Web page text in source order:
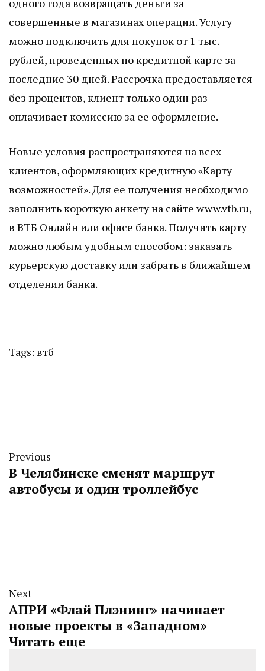
совершенные в магазинах операции. Услугу
можно подключить для покупок от 1 тыс.
рублей, проведенных по кредитной карте за
последние 30 дней. Рассрочка предоставляется
без процентов, клиент только один раз
оплачивает комиссию за ее оформление.
Новые условия распространяются на всех
клиентов, оформляющих кредитную «Карту
возможностей». Для ее получения необходимо
заполнить короткую анкету на сайте www.vtb.ru,
в ВТБ Онлайн или офисе банка. Получить карту
можно любым удобным способом: заказать
курьерскую доставку или забрать в ближайшем
отделении банка.
Tags: втб
Previous
В Челябинске сменят маршрут
автобусы и один троллейбус
Next
АПРИ «Флай Плэнинг» начинает
новые проекты в «Западном»
Читать еще